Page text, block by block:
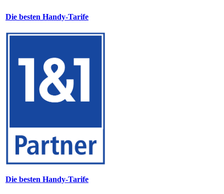
Die besten Handy-Tarife
Die besten Handy-Tarife